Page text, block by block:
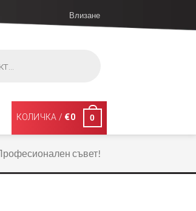
Влизане
КОЛИЧКА / €0 0
съвет!